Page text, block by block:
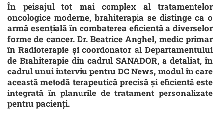
În peisajul tot mai complex al tratamentelor
oncologice moderne, brahiterapia se distinge ca o
armă esențială în combaterea eficientă a diverselor
forme de cancer. Dr. Beatrice Anghel, medic primar
în Radioterapie și coordonator al Departamentului
de Brahiterapie din cadrul SANADOR, a detaliat, în
cadrul unui interviu pentru DC News, modul în care
această metodă terapeutică precisă și eficientă este
integrată în planurile de tratament personalizate
pentru pacienți.